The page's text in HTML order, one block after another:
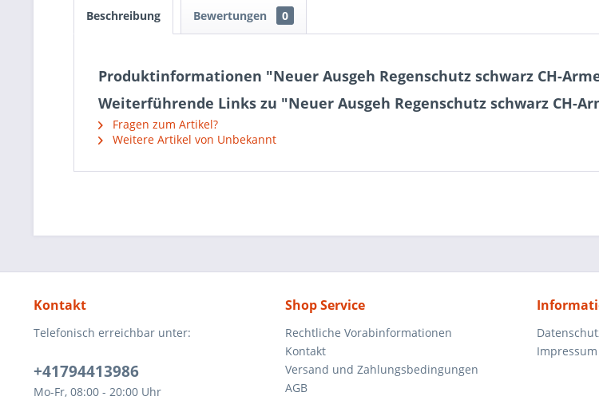
Beschreibung Bewertungen 0
Produktinformationen "Neuer Ausgeh Regenschutz schwarz CH-
Weiterführende Links zu "Neuer Ausgeh Regenschutz schwarz CH-
Fragen zum Artikel?
Weitere Artikel von Unbekannt
Kontakt
Telefonisch erreichbar unter:
+41794413986
Mo-Fr, 08:00 - 20:00 Uhr
Shop Service
Rechtliche Vorabinformationen
Kontakt
Versand und Zahlungsbedingungen
AGB
Impressum